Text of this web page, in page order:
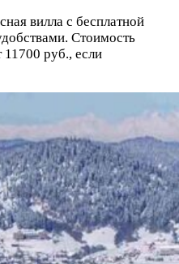
вилла с бесплатной
Стоимость
11700 руб., если